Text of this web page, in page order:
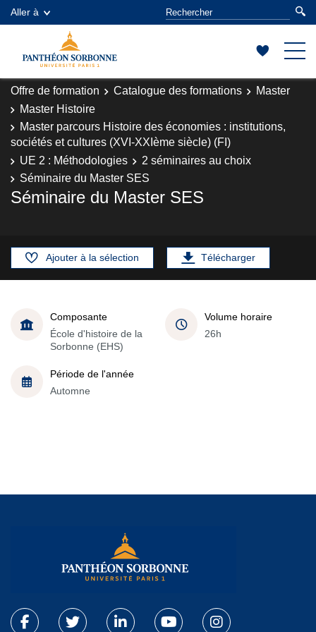
Aller à
Offre de formation Catalogue des formations
Master
Master Histoire
Master parcours Histoire des économies : institutions,
sociétés et cultures (XVI-XXIème siècle) (FI)
UE 2 : Méthodologies
2 séminaires au choix
Séminaire du Master SES
Séminaire du Master SES
Ajouter à la sélection Télécharger
Composante
École d'histoire de la
Sorbonne (EHS)
Volume horaire
26h
Période de l'année
Automne